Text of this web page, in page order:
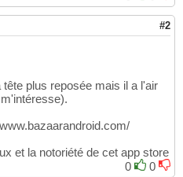
#2
plus reposée mais il a l'air
et la notoriété de cet app store
0
0